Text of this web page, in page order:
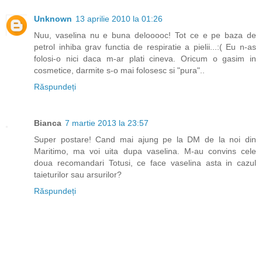
Unknown 13 aprilie 2010 la 01:26
Nuu, vaselina nu e buna delooooc! Tot ce e pe baza de
petrol inhiba grav functia de respiratie a pielii...:( Eu n-as
folosi-o nici daca m-ar plati cineva. Oricum o gasim in
cosmetice, darmite s-o mai folosesc si "pura"..
Răspundeți
Bianca 7 martie 2013 la 23:57
Super postare! Cand mai ajung pe la DM de la noi din
Maritimo, ma voi uita dupa vaselina. M-au convins cele
doua recomandari Totusi, ce face vaselina asta in cazul
taieturilor sau arsurilor?
Răspundeți